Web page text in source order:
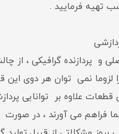
تهیه فرمایید .
و پردازنده گرافیکی ، از
لزوما نمی توان هر دوی این
قطعات علاوه بر توانایی
فراهم می آورند ، در